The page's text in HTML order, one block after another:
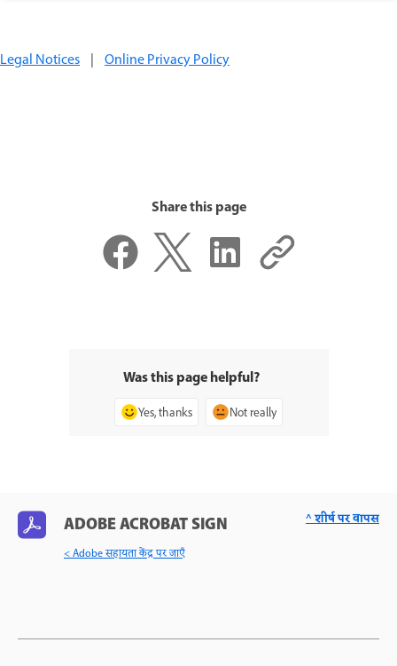
Legal Notices | Online Privacy Policy
Share this page
Was this page helpful?
Yes, thanks Not really
ADOBE ACROBAT SIGN
< Adobe सहायता केंद्र पर जाएँ
^ शीर्ष पर वापस